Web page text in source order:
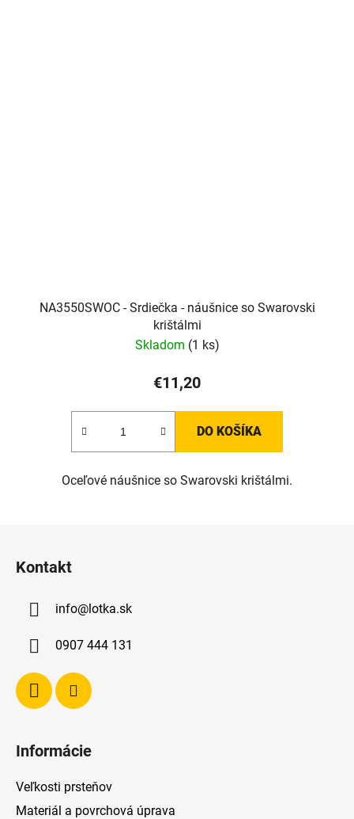
NA3550SWOC - Srdiečka - náušnice so Swarovski
krištálmi
Skladom (1 ks)
€11,20
DO KOŠÍKA
Oceľové náušnice so Swarovski krištálmi.
Kontakt
info@lotka.sk
0907 444 131
Informácie
Veľkosti prsteňov
Materiál a povrchová úprava